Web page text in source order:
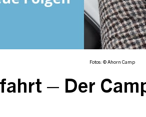
Fotos: © Ahorn Camp
– Der